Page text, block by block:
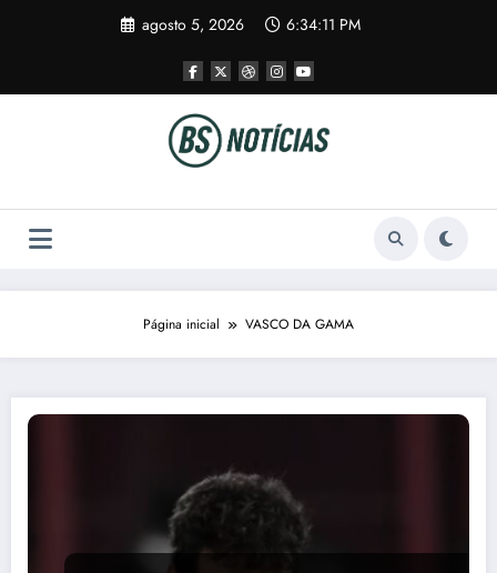
agosto 5, 2026 6:34:11 PM
Página inicial VASCO DA GAMA